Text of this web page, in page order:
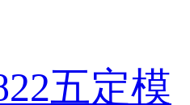
五定模